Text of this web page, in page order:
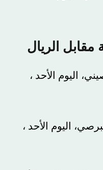
مقابل الريال
اليوم الأحد ،
اليوم الأحد ،